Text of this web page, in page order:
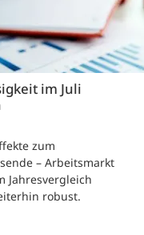
im Juli
zum
– Arbeitsmarkt
Jahresvergleich
robust.